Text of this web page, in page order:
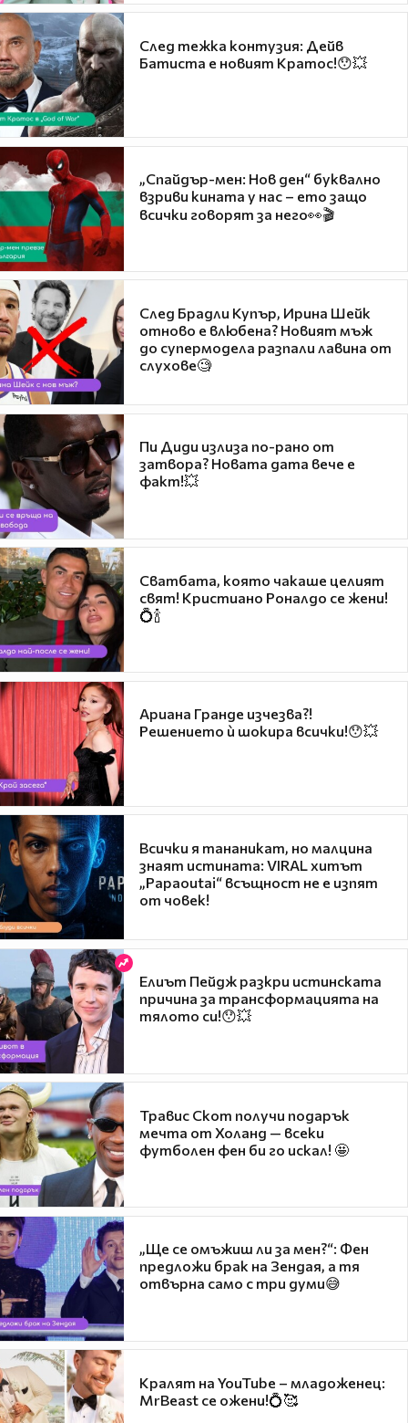
След тежка контузия: Дейв
Батиста е новият Кратос!😯💥
„Спайдър-мен: Нов ден“ буквално
взриви кината у нас – ето защо
всички говорят за него👀🎬
След Брадли Купър, Ирина Шейк
отново е влюбена? Новият мъж
до супермодела разпали лавина от
слухове🧐
Пи Диди излиза по-рано от
затвора? Новата дата вече е
факт!💥
Сватбата, която чакаше целият
свят! Кристиано Роналдо се жени!
💍🍾
Ариана Гранде изчезва?!
Решението ѝ шокира всички!😯💥
Всички я тананикат, но малцина
знаят истината: VIRAL хитът
„Papaoutai“ всъщност не е изпят
от човек!
Елиът Пейдж разкри истинската
причина за трансформацията на
тялото си!😯💥
Травис Скот получи подарък
мечта от Холанд — всеки
футболен фен би го искал! 🤩
„Ще се омъжиш ли за мен?“: Фен
предложи брак на Зендая, а тя
отвърна само с три думи😅
Кралят на YouTube – младоженец:
MrBeast се ожени!💍🥰